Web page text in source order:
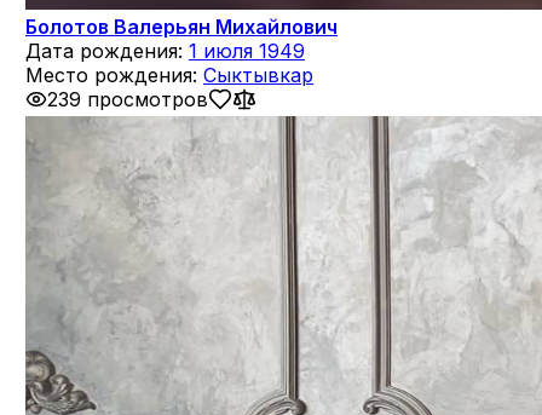
Болотов Валерьян Михайлович
Дата рождения: 1 июля 1949
Место рождения: Сыктывкар
239 просмотров